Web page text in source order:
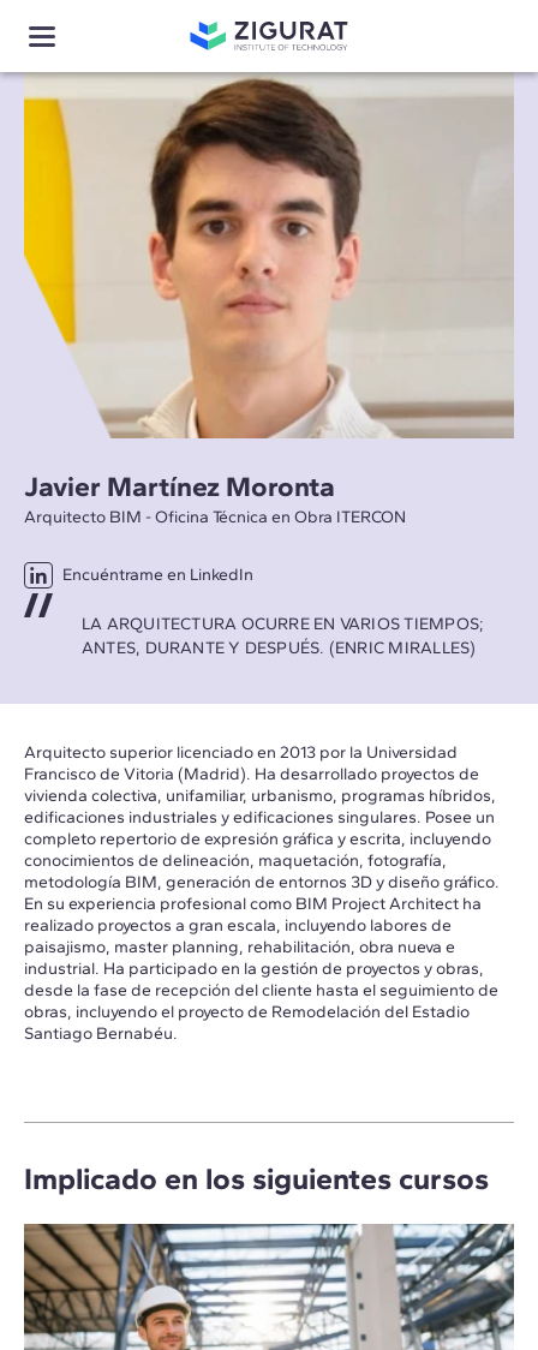
Javier Martínez Moronta
Arquitecto BIM - Oficina Técnica en Obra ITERCON
Encuéntrame en LinkedIn
LA ARQUITECTURA OCURRE EN VARIOS TIEMPOS;
ANTES, DURANTE Y DESPUÉS. (ENRIC MIRALLES)
Arquitecto superior licenciado en 2013 por la Universidad
Francisco de Vitoria (Madrid). Ha desarrollado proyectos de
vivienda colectiva, unifamiliar, urbanismo, programas híbridos,
edificaciones industriales y edificaciones singulares. Posee un
completo repertorio de expresión gráfica y escrita, incluyendo
conocimientos de delineación, maquetación, fotografía,
metodología BIM, generación de entornos 3D y diseño gráfico.
En su experiencia profesional como BIM Project Architect ha
realizado proyectos a gran escala, incluyendo labores de
paisajismo, master planning, rehabilitación, obra nueva e
industrial. Ha participado en la gestión de proyectos y obras,
desde la fase de recepción del cliente hasta el seguimiento de
obras, incluyendo el proyecto de Remodelación del Estadio
Santiago Bernabéu.
Implicado en los siguientes cursos